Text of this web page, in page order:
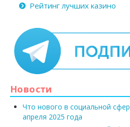
Рейтинг лучших казино
Новости
Что нового в социальной
апреля 2025 года